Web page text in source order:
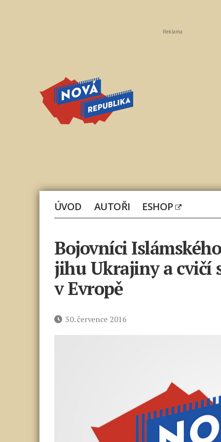
Reklama
ÚVOD AUTOŘI ESHOP
Bojovníci
jihu Ukrajiny a cvičí
v Evropě
Datum30. července 2016